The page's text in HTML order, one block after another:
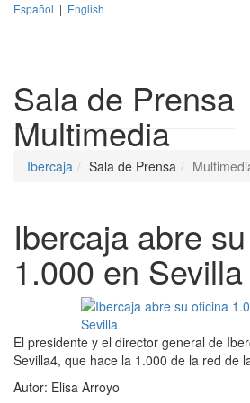
Español | English
Sala de Prensa
Multimedia
Ibercaja Sala de Prensa
Ibercaja abre
1.000 en Sevilla
El presidente y el director general de
Sevilla4, que hace la 1.000 de la red de
Autor: Elisa Arroyo